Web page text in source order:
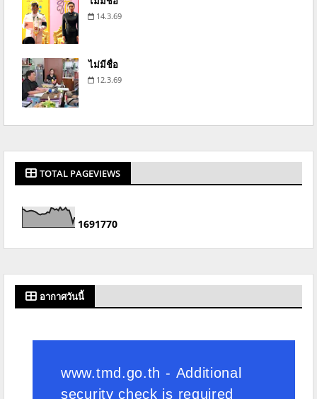
14.3.69
ไม่มีชื่อ
12.3.69
TOTAL PAGEVIEWS
1691770
อากาศวันนี้